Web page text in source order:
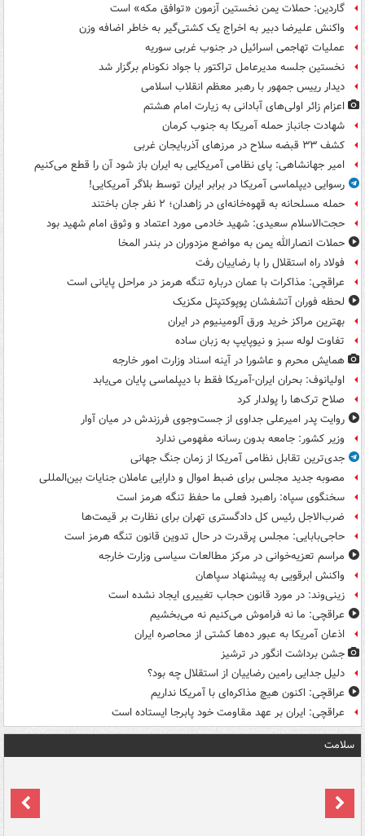
گاردین: حملات یمن نخستین آزمون «توافق مکه» است
واکنش علیرضا دبیر به اخراج یک کشتی‌گیر به خاطر اضافه وزن
عملیات تهاجمی اسرائیل در جنوب غربی سوریه
نخستین جلسه مدیرعامل تراکتور با جواد نکونام برگزار شد
دیدار رییس جمهور با رهبر معظم انقلاب اسلامی
اعزام زائر اولی‌های آبادانی به زیارت امام هشتم
شهادت جانباز حمله آمریکا به جنوب کرمان
کشف ۳۳ قبضه سلاح در مرزهای آذربایجان غربی
امیر جهانشاهی: پای نظامی آمریکایی به ایران باز شود آن را قطع می‌کنیم
رسوایی دیپلماسی آمریکا در برابر ایران توسط بلاگر آمریکایی!
حمله مسلحانه به قهوه‌خانه‌ای در زاهدان؛ ۲ نفر جان باختند
حجت‌الاسلام سعیدی: شهید خادمی مورد اعتماد و وثوق امام شهید بود
حملات انصارالله یمن به مواضع مزدوران در بندر المخا
فولاد راه استقلال را با رضاییان رفت
عراقچی: مذاکرات با عمان درباره تنگه هرمز در مراحل پایانی است
لحظه فوران آتشفشان پوپوکتپتل مکزیک
بهترین مراکز خرید ورق آلومینیوم در ایران
تفاوت لوله سبز و نیوپایپ به زبان ساده
همایش محرم و عاشورا در آینه اسناد وزارت امور خارجه
اولیانوف: بحران ایران-آمریکا فقط با دیپلماسی پایان می‌یابد
صلاح ترک‌ها را پولدار کرد
روایت پدر امیرعلی جداوی از جست‌وجوی فرزندش در میان آوار
وزیر کشور: جامعه بدون رسانه مفهومی ندارد
جدی‌ترین تقابل نظامی آمریکا از زمان جنگ جهانی
مصوبه جدید مجلس برای ضبط اموال و دارایی عاملان جنایات بین‌المللی
سخنگوی سپاه: راهبرد فعلی ما حفظ تنگه هرمز است
ضرب‌الاجل رئیس کل دادگستری تهران برای نظارت بر قیمت‌ها
حاجی‌بابایی: مجلس پرقدرت در حال تدوین قانون تنگه هرمز است
مراسم تعزیه‌خوانی در مرکز مطالعات سیاسی وزارت خارجه
واکنش ابرقویی به پیشنهاد سپاهان
زینی‌وند: در مورد قانون حجاب تغییری ایجاد نشده است
عراقچی: ما نه فراموش می‌کنیم نه می‌بخشیم
اذعان آمریکا به عبور ده‌ها کشتی از محاصره ایران
جشن برداشت انگور در ترشیز
دلیل جدایی رامین رضاییان از استقلال چه بود؟
عراقچی: اکنون هیچ مذاکره‌ای با آمریکا نداریم
عراقچی: ایران بر عهد مقاومت خود پابرجا ایستاده است
سلامت